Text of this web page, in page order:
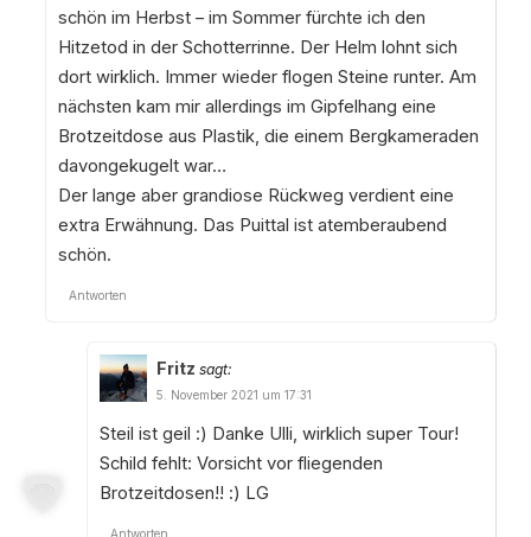
schön im Herbst – im Sommer fürchte ich den
Hitzetod in der Schotterrinne. Der Helm lohnt sich
dort wirklich. Immer wieder flogen Steine runter. Am
nächsten kam mir allerdings im Gipfelhang eine
Brotzeitdose aus Plastik, die einem Bergkameraden
davongekugelt war…
Der lange aber grandiose Rückweg verdient eine
extra Erwähnung. Das Puittal ist atemberaubend
schön.
Antworten
Fritz sagt:
5. November 2021 um 17:31
Steil ist geil :) Danke Ulli, wirklich super Tour!
Schild fehlt: Vorsicht vor fliegenden
Brotzeitdosen!! :) LG
Antworten